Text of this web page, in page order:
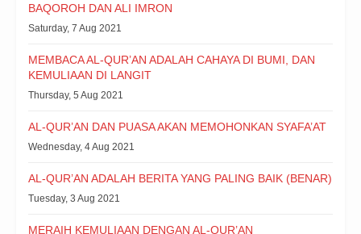
BAQOROH DAN ALI IMRON
Saturday, 7 Aug 2021
MEMBACA AL-QUR’AN ADALAH CAHAYA DI BUMI, DAN
KEMULIAAN DI LANGIT
Thursday, 5 Aug 2021
AL-QUR’AN DAN PUASA AKAN MEMOHONKAN SYAFA’AT
Wednesday, 4 Aug 2021
AL-QUR’AN ADALAH BERITA YANG PALING BAIK (BENAR)
Tuesday, 3 Aug 2021
MERAIH KEMULIAAN DENGAN AL-QUR’AN